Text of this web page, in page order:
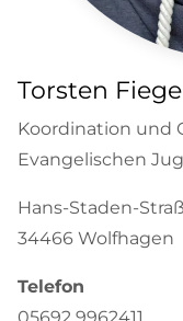
Torsten Fiege
Koordination und
Evangelischen
Hans-Staden-
34466 Wolfhagen
Telefon